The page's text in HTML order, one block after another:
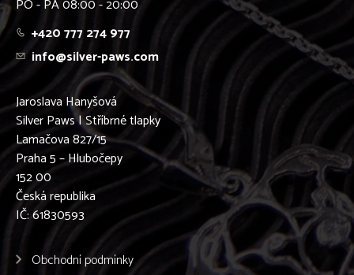
PO - PÁ 08:00 - 20:00
+420 777 274 977
info@silver-paws.com
Jaroslava Hanyšová
Silver Paws | Stříbrné tlapky
Lamačova 827/15
Praha 5 – Hlubočepy
152 00
Česká republika
IČ: 61830593
Obchodní podmínky